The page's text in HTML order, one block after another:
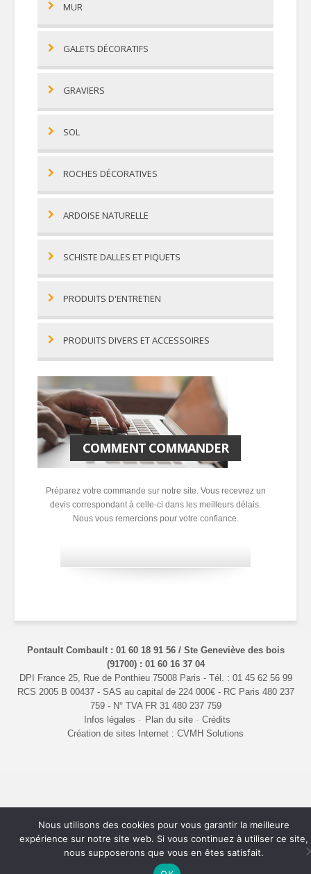
MUR
GALETS DÉCORATIFS
GRAVIERS
SOL
ROCHES DÉCORATIVES
ARDOISE NATURELLE
SCHISTE DALLES ET PIQUETS
PRODUITS D'ENTRETIEN
PRODUITS DIVERS ET ACCESSOIRES
COMMENT COMMANDER
Préparez votre commande sur notre site. Vous recevrez un
devis correspondant à celle-ci dans les meilleurs délais.
Nous vous remercions pour votre confiance.
Pontault Combault : 01 60 18 91 56 / Ste Geneviève des bois
(91700) : 01 60 16 37 04
DPI France 25, Rue de Ponthieu 75008 Paris - Tél. : 01 45 62 56 99
RCS 2005 B 00437 - SAS au capital de 224 000€ - RC Paris 480 237
759 - N° TVA FR 31 480 237 759
Infos légales
Plan du site
Crédits
Création de sites Internet : CVMH Solutions
Nous utilisons des cookies pour vous garantir la meilleure
expérience sur notre site web. Si vous continuez à utiliser ce site,
nous supposerons que vous en êtes satisfait.